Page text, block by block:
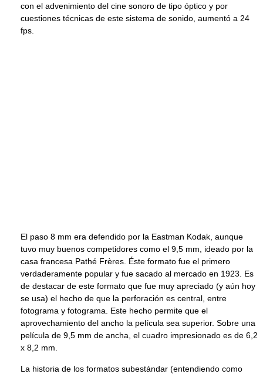
con el advenimiento del cine sonoro de tipo óptico y por
cuestiones técnicas de este sistema de sonido, aumentó a 24
fps.
El paso 8 mm era defendido por la Eastman Kodak, aunque
tuvo muy buenos competidores como el 9,5 mm, ideado por la
casa francesa Pathé Frères. Éste formato fue el primero
verdaderamente popular y fue sacado al mercado en 1923. Es
de destacar de este formato que fue muy apreciado (y aún hoy
se usa) el hecho de que la perforación es central, entre
fotograma y fotograma. Este hecho permite que el
aprovechamiento del ancho la película sea superior. Sobre una
película de 9,5 mm de ancha, el cuadro impresionado es de 6,2
x 8,2 mm.
La historia de los formatos subestándar (entendiendo como